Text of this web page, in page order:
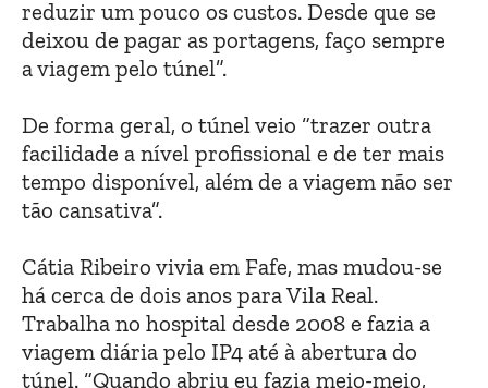
reduzir um pouco os custos. Desde que se
deixou de pagar as portagens, faço sempre
a viagem pelo túnel”.
De forma geral, o túnel veio “trazer outra
facilidade a nível profissional e de ter mais
tempo disponível, além de a viagem não ser
tão cansativa”.
Cátia Ribeiro vivia em Fafe, mas mudou-se
há cerca de dois anos para Vila Real.
Trabalha no hospital desde 2008 e fazia a
viagem diária pelo IP4 até à abertura do
túnel. “Quando abriu eu fazia meio-meio,